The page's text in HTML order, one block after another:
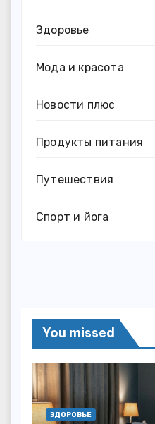
Здоровье
Мода и красота
Новости плюс
Продукты питания
Путешествия
Спорт и йога
You missed
ЗДОРОВЬЕ